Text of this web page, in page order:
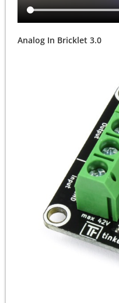
Analog In Bricklet 3.0